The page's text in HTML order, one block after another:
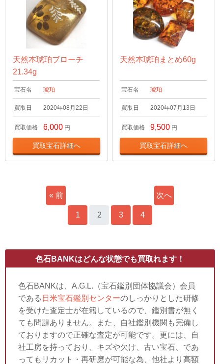
天然本琥珀ブローチ
21.34g
宝石名 琥珀
買取日 2020年08月22日
買取価格 6,000 円
買取宝石詳細へ
天然本琥珀まとめ60g
宝石名 琥珀
買取日 2020年07月13日
買取価格 9,500 円
買取宝石詳細へ
« 前
1 2 3 4
次へ
色石BANKはどんな状態でも買取れます！
色石BANKは、A.G.L.（宝石鑑別団体協議会）会員
である 日米宝石鑑別センターのしっかりとした研修
を受けた査定士が在籍しているので、鑑別書が無く
ても問題ありません。また、自社鑑別機関も完備し
ておりますので正確な査定が可能です。更には、自
社工房を持っており、キズや欠け、古い宝石、であ
ってもリカット・再研磨が可能な為、他社より高額